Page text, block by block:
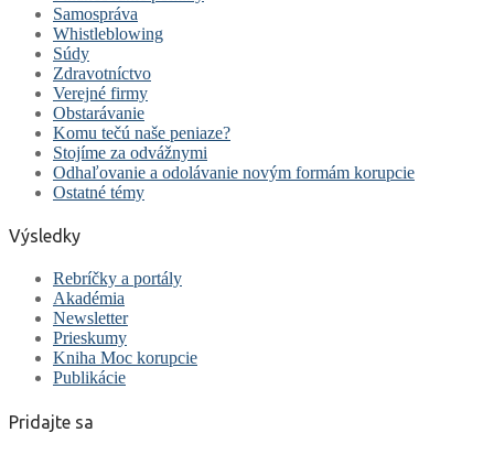
Samospráva
Whistleblowing
Súdy
Zdravotníctvo
Verejné firmy
Obstarávanie
Komu tečú naše peniaze?
Stojíme za odvážnymi
Odhaľovanie a odolávanie novým formám korupcie
Ostatné témy
Výsledky
Rebríčky a portály
Akadémia
Newsletter
Prieskumy
Kniha Moc korupcie
Publikácie
Pridajte sa